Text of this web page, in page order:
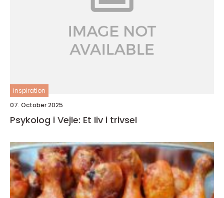
inspiration
07. October 2025
Psykolog i Vejle: Et liv i trivsel